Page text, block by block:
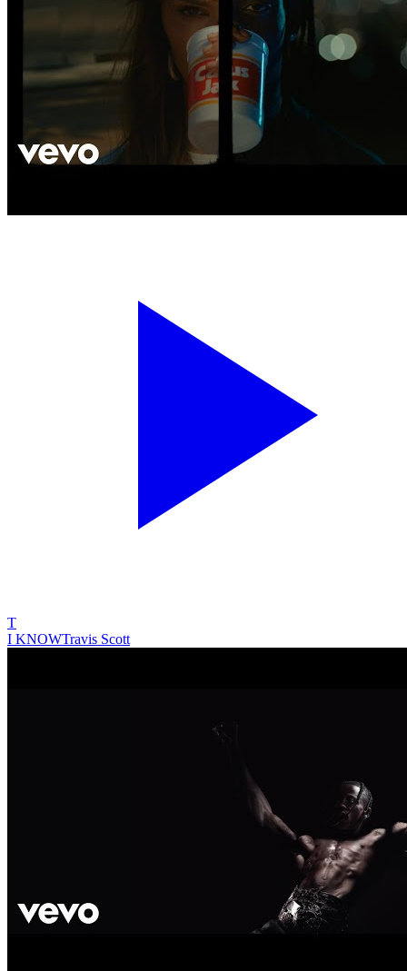
T
I KNOWTravis Scott